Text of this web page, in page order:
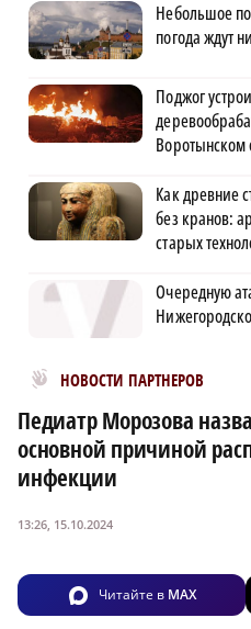
Небольшое
погода ждут
Поджог
Воротынском
Как древние
без кранов:
старых
Очередную
НОВОСТИ ПАРТНЕРОВ
Новости МирТесен
Педиатр Морозова
основной причиной
инфекции
13:26, 15.10.2024
Читайте в MAX